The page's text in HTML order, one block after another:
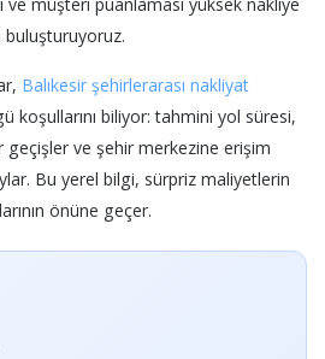
ve müşteri puanlaması yüksek nakliye
buluşturuyoruz.
Balıkesir şehirlerarası nakliyat
koşullarını biliyor: tahmini yol süresi,
geçişler ve şehir merkezine erişim
Bu yerel bilgi, sürpriz maliyetlerin
önüne geçer.